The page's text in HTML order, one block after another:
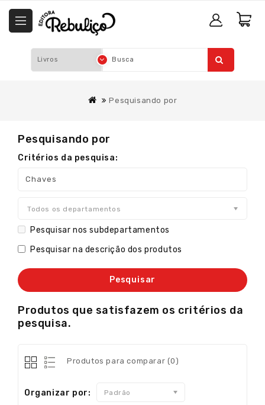
Pesquisando por
Pesquisando por
Critérios da pesquisa:
Todos os departamentos
Pesquisar nos subdepartamentos
Pesquisar na descrição dos produtos
Produtos que satisfazem os critérios da
pesquisa.
Produtos para comparar (0)
Organizar por: Padrão